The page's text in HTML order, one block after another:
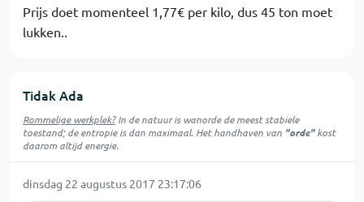
Prijs doet momenteel 1,77€ per kilo, dus 45 ton moet
lukken..
Tidak Ada
Rommelige werkplek?In de natuur iswanordede meest stabiele
toestand; de entropie is dan maximaal. Het handhaven van "orde"kost
daarom altijd energie.
dinsdag 22 augustus 2017 23:17:06